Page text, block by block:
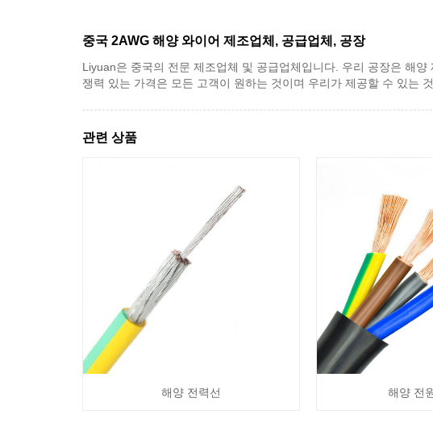
중국 2AWG 해양 와이어 제조업체, 공급업체, 공장
Liyuan은 중국의 전문 제조업체 및 공급업체입니다. 우리 공장은 해
쟁력 있는 가격은 모든 고객이 원하는 것이며 우리가 제공할 수 있는
관련 상품
해양 전력선 해양 전